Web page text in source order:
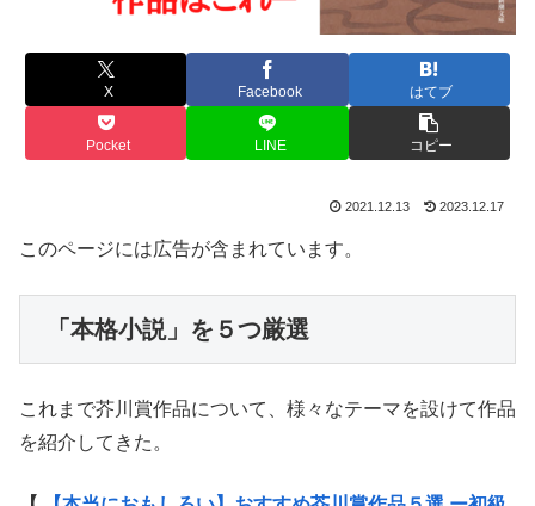
X Facebook はてブ
Pocket LINE コピー
2021.12.13 2023.12.17
このページには広告が含まれています。
「本格小説」を５つ厳選
これまで芥川賞作品について、様々なテーマを設けて作品
を紹介してきた。